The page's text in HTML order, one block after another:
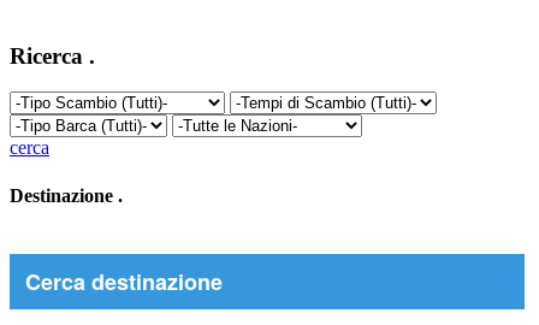
Ricerca .
cerca
Destinazione .